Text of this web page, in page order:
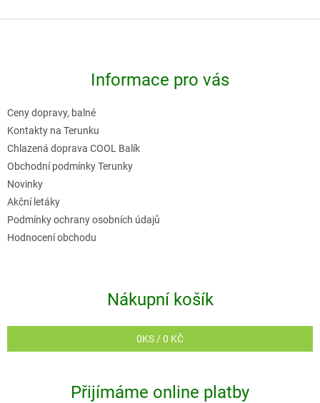
Informace pro vás
Ceny dopravy, balné
Kontakty na Terunku
Chlazená doprava COOL Balík
Obchodní podmínky Terunky
Novinky
Akční letáky
Podmínky ochrany osobních údajů
Hodnocení obchodu
Nákupní košík
0KS /0 KČ
Přijímáme online platby